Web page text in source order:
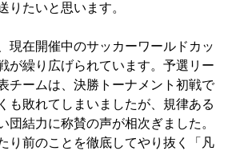
りたいと思います。
現在開催中のサッカーワールドカッ
が繰り広げられています。予選リー
チームは、決勝トーナメント初戦で
も敗れてしまいましたが、規律ある
団結力に称賛の声が相次ぎました。
り前のことを徹底してやり抜く「凡